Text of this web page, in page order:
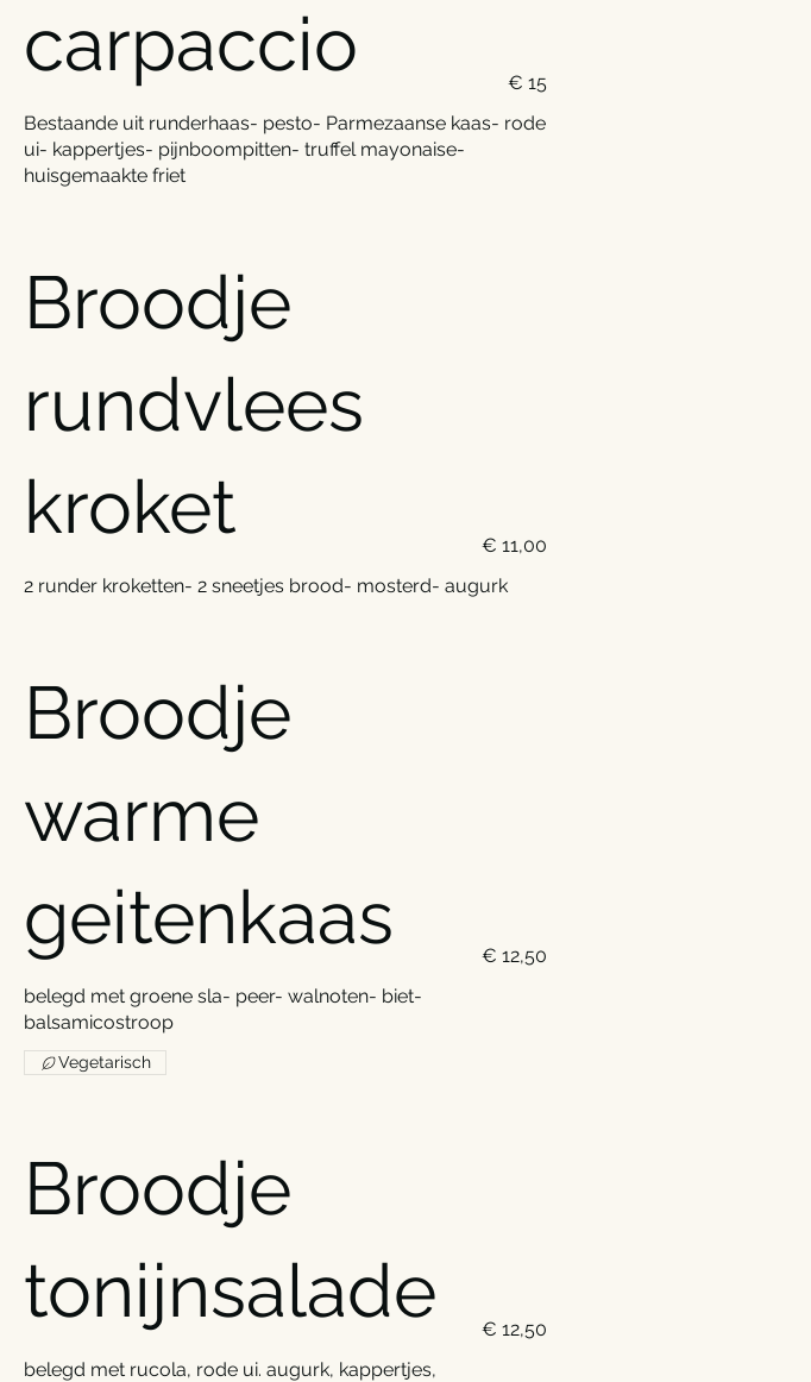
carpaccio
Bestaande uit runderhaas- pesto- Parmezaanse kaas- rode
ui- kappertjes- pijnboompitten- truffel mayonaise-
huisgemaakte friet
€ 15
Broodje
rundvlees
kroket
2 runder kroketten- 2 sneetjes brood- mosterd- augurk
€ 11,00
Broodje
warme
geitenkaas
belegd met groene sla- peer- walnoten- biet-
balsamicostroop
€ 12,50
Vegetarisch
Broodje
tonijnsalade
belegd met rucola, rode ui. augurk, kappertjes,
€ 12,50